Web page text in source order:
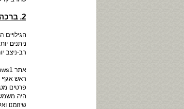
2. ברכה החשוד
ניתנים
רב-ניצב
ראש אגף
פרטים
היה
שיזומנו